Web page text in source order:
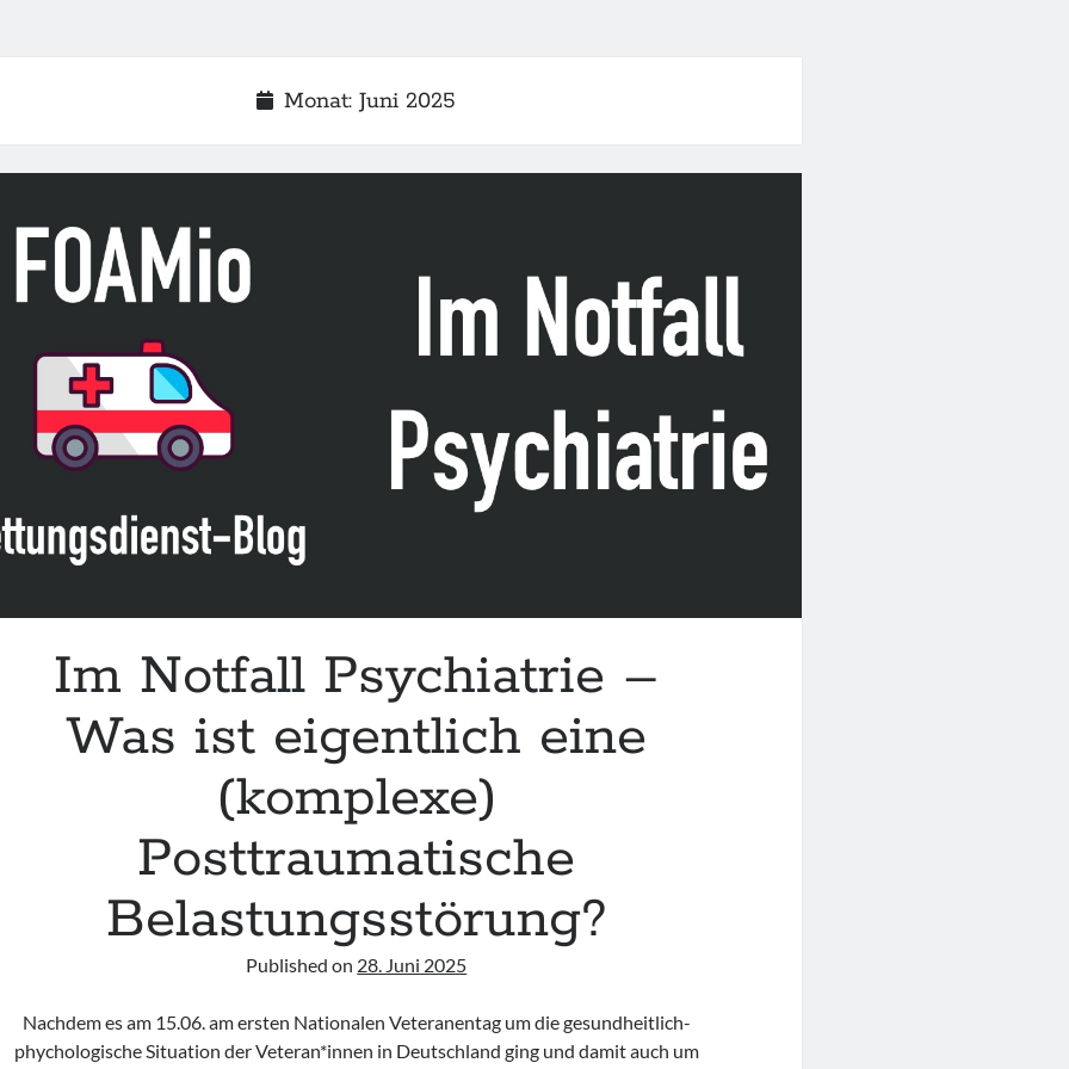
Monat:Juni 2025
Im Notfall Psychiatrie –
Was ist eigentlich eine
(komplexe)
Posttraumatische
Belastungsstörung?
Published on 28. Juni 2025
Nachdem es am 15.06. am ersten Nationalen Veteranentag um die gesundheitlich-
phychologische Situation der Veteran*innen in Deutschland ging und damit auch um